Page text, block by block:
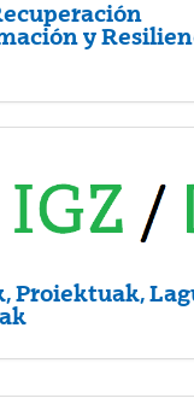
y
Proiektuak,